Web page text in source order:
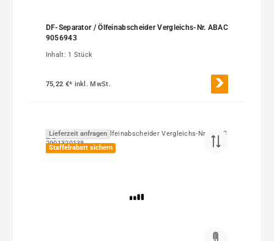
DF-Separator / Ölfeinabscheider Vergleichs-Nr. ABAC
9056943
Inhalt: 1 Stück
75,22 €* inkl. MwSt.
Lieferzeit anfragen
Staffelrabatt sichern